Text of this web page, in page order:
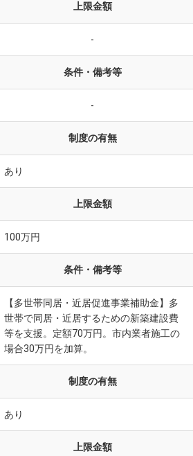
上限金額
-
条件・備考等
-
制度の有無
あり
上限金額
100万円
条件・備考等
【多世帯同居・近居促進事業補助金】多
世帯で同居・近居するための新築建設費
等を支援。定額70万円。市内業者施工の
場合30万円を加算。
制度の有無
あり
上限金額